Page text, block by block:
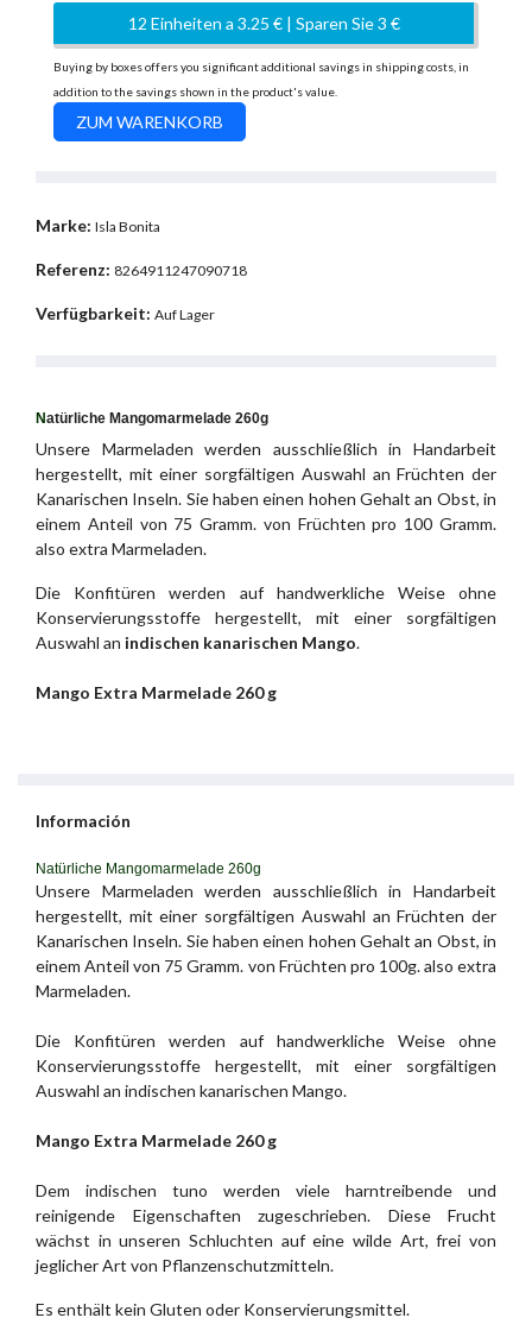
12 Einheiten a 3.25 € | Sparen Sie 3 €
Buying by boxes offers you significant additional savings in shipping costs, in
addition to the savings shown in the product's value.
Marke: Isla Bonita
Referenz: 8264911247090718
Verfügbarkeit: Auf Lager
Natürliche Mangomarmelade 260g
Unsere Marmeladen werden ausschließlich in Handarbeit
hergestellt, mit einer sorgfältigen Auswahl an Früchten der
Kanarischen Inseln. Sie haben einen hohen Gehalt an Obst, in
einem Anteil von 75 Gramm. von Früchten pro 100 Gramm.
also extra Marmeladen.
Die Konfitüren werden auf handwerkliche Weise ohne
Konservierungsstoffe hergestellt, mit einer sorgfältigen
Auswahl an indischen kanarischen Mango.
Mango Extra Marmelade 260 g
Información
Natürliche Mangomarmelade 260g
Unsere Marmeladen werden ausschließlich in Handarbeit
hergestellt, mit einer sorgfältigen Auswahl an Früchten der
Kanarischen Inseln. Sie haben einen hohen Gehalt an Obst, in
einem Anteil von 75 Gramm. von Früchten pro 100g. also extra
Marmeladen.
Die Konfitüren werden auf handwerkliche Weise ohne
Konservierungsstoffe hergestellt, mit einer sorgfältigen
Auswahl an indischen kanarischen Mango.
Mango Extra Marmelade 260 g
Dem indischen tuno werden viele harntreibende und
reinigende Eigenschaften zugeschrieben. Diese Frucht
wächst in unseren Schluchten auf eine wilde Art, frei von
jeglicher Art von Pflanzenschutzmitteln.
Es enthält kein Gluten oder Konservierungsmittel.